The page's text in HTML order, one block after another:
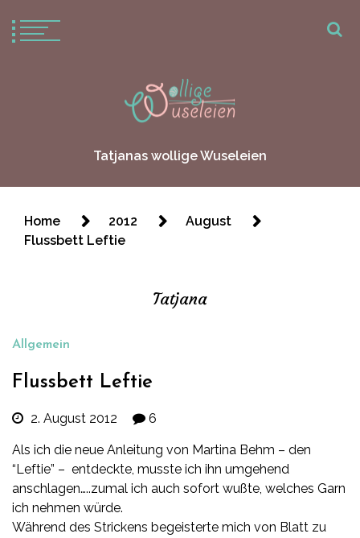
Tatjanas wollige Wuseleien
Home 2012
August
Flussbett Leftie
Tatjana
Allgemein
Flussbett Leftie
2. August 2012 6
Als ich die neue Anleitung von Martina Behm – den
“Leftie” – entdeckte, musste ich ihn umgehend
anschlagen…..zumal ich auch sofort wußte, welches Garn
ich nehmen würde.
Während des Strickens begeisterte mich von Blatt zu